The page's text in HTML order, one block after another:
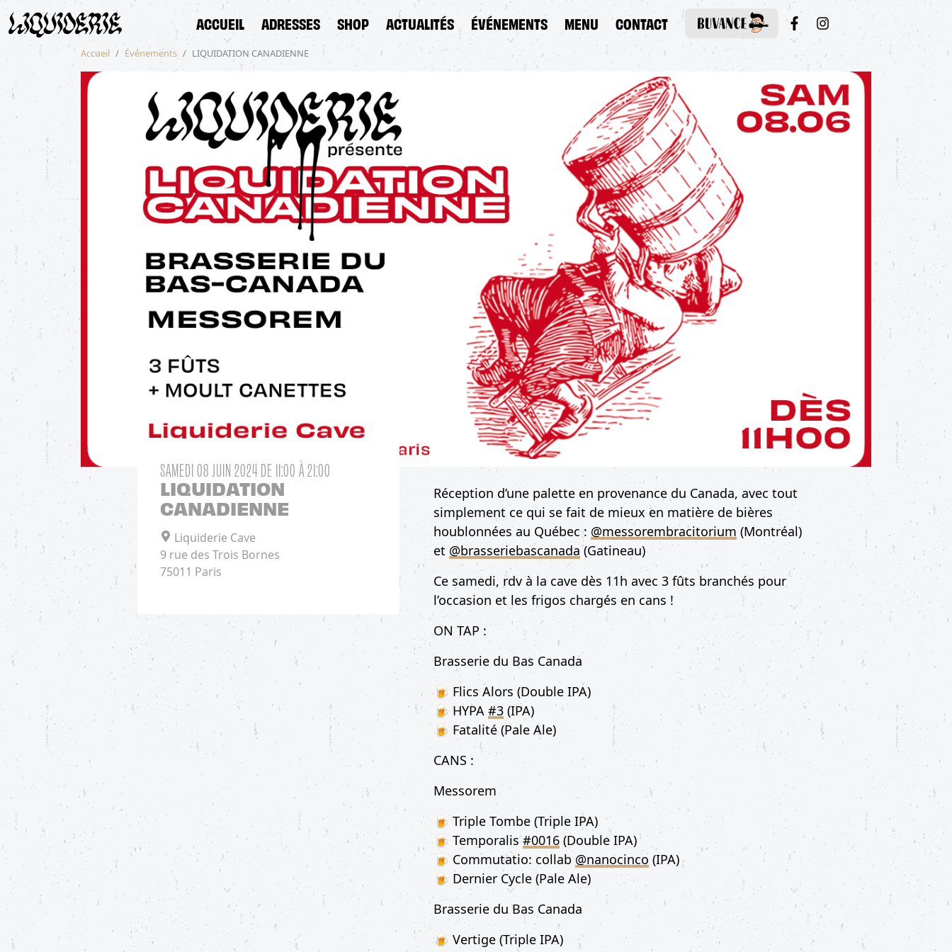
ACCUEIL
ADRESSES
ACTUALITÉS
ÉVÉNEMENTS
MENU
CONTACT
ACCUEIL ADRESSES SHOP ACTUALITÉS ÉVÉNEMENTS MENU CONTACT
Accueil Événements LIQUIDATION CANADIENNE
SAMEDI 08 JUIN 2024DE 11:00 À 21:00
LIQUIDATION
CANADIENNE
Liquiderie Cave
9 rue des Trois Bornes
75011 Paris
Réception d’une palette en provenance du Canada, avec tout
simplement ce qui se fait de mieux en matière de bières
houblonnées au Québec : @messorembracitorium (Montréal)
et @brasseriebascanada(Gatineau)
Ce samedi, rdv à la cave dès 11h avec 3 fûts branchés pour
l’occasion et les frigos chargés en cans !
ON TAP :
Brasserie du Bas Canada
🍺 Flics Alors (Double IPA)
🍺 HYPA#3 (IPA)
🍺 Fatalité (Pale Ale)
CANS :
Messorem
🍺 Triple Tombe (Triple IPA)
🍺 Temporalis#0016 (Double IPA)
🍺 Commutatio: collab @nanocinco (IPA)
🍺 Dernier Cycle (Pale Ale)
Brasserie du Bas Canada
🍺 Vertige (Triple IPA)